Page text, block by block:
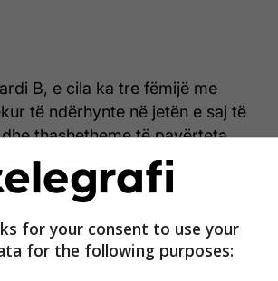
B, e cila ka tre fëmijë me
të ndërhynte në jetën e saj të
thashetheme të pavërteta,
for your consent to use your
for the following purposes: